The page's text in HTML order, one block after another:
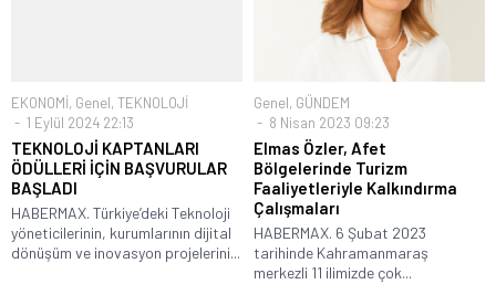
EKONOMİ, Genel, TEKNOLOJİ
1 Eylül 2024 22:13
TEKNOLOJİ KAPTANLARI
ÖDÜLLERİ İÇİN BAŞVURULAR
BAŞLADI
HABERMAX. Türkiye’deki Teknoloji
yöneticilerinin, kurumlarının dijital
dönüşüm ve inovasyon projelerini...
Genel, GÜNDEM
8 Nisan 2023 09:23
Elmas Özler, Afet
Bölgelerinde Turizm
Faaliyetleriyle Kalkındırma
Çalışmaları
HABERMAX. 6 Şubat 2023
tarihinde Kahramanmaraş
merkezli 11 ilimizde çok...